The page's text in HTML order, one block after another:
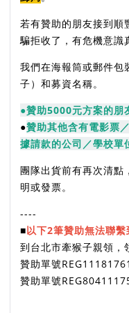
若有贊助的朋友接到順
騙拒收了，有危機意識
我們在海報筒或郵件包
子）和募資名稱。
●贊助5000元方案的朋
●贊助其他含有電影票
據請款的公司／學校單
團隊出貨前有再次清點
明或發票。
----
■以下2筆贊助無法聯繫
到台北市牽猴子親領，
贊助單號
贊助單號